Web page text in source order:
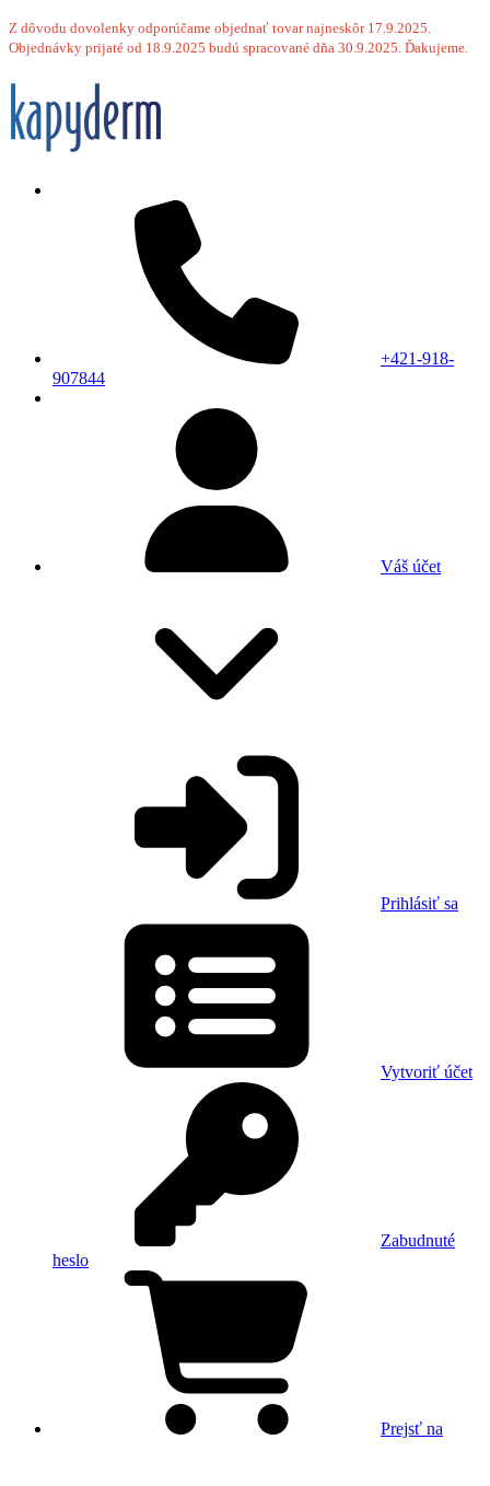
Z dôvodu dovolenky odporúčame objednať tovar najneskôr 17.9.2025.
Objednávky prijaté od 18.9.2025 budú spracované dňa 30.9.2025. Ďakujeme.
+421-918-
907844
Váš účet
Prihlásiť sa
Vytvoriť účet
Zabudnuté
heslo
Prejsť na